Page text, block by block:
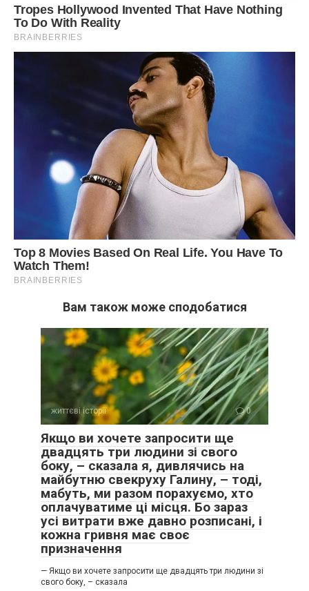
Вам також може сподобатися
життєві історії 0
Якщо ви хочете запросити ще
двадцять три людини зі свого
боку, – сказала я, дивлячись на
майбутню свекруху Галину, – тоді,
мабуть, ми разом порахуємо, хто
оплачуватиме ці місця. Бо зараз
усі витрати вже давно розписані, і
кожна гривня має своє
призначення
— Якщо ви хочете запросити ще двадцять три людини зі
свого боку, – сказала